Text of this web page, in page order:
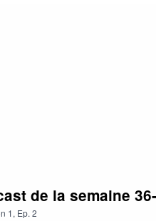
de la semaine
1, Ep. 2